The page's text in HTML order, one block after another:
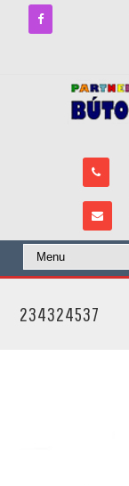
234324537